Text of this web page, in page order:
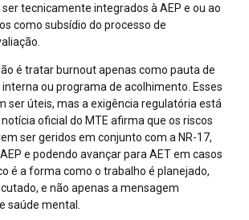
tecnicamente integrados à AEP e ou ao
como subsídio do processo de
é tratar burnout apenas como pauta de
ou programa de acolhimento. Esses
ser úteis, mas a exigência regulatória está
oficial do MTE afirma que os riscos
ser geridos em conjunto com a NR-17,
e podendo avançar para AET em casos
é a forma como o trabalho é planejado,
e não apenas a mensagem
saúde mental.